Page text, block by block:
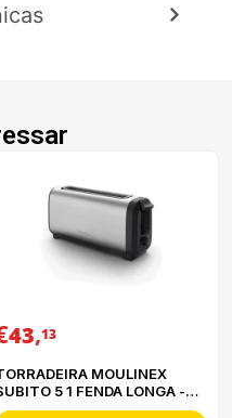
43,13
MOULINEX
5 1 FENDA LONGA -
LS5S0DE0